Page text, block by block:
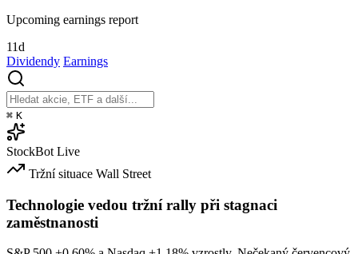
Upcoming earnings report
11d
Dividendy Earnings
⌘ K
StockBot Live
Tržní situace Wall Street
Technologie vedou tržní rally při stagnaci
zaměstnanosti